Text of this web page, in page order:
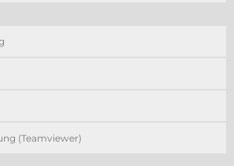
(Teamviewer)